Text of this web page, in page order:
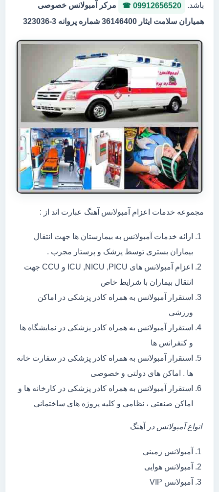
باشد.
09912656520
مرکر آمبولانس خصوصی
همیاران سلامت ایثار 36146400 شماره پروانه 3-323036
مجموعه خدمات اعزام آمبولانس آهنگ عبارت اند از :
ارائه خدمات آمبولانس به بیمارستان ها جهت انتقال
بیماران بستری توسط پزشک و پرستار مجرب .
اعزام آمبولانس های ICU ,NICU ,PICU و CCU جهت
انتقال بیماران با شرایط خاص
استقرار آمبولانس به همراه کادر پزشکی در اماکن
ورزشی
استقرار آمبولانس به همراه کادر پزشکی در نمایشگاه ها
و کنفرانس ها
استقرار آمبولانس به همراه کادر پزشکی در سفارت خانه
ها . اماکن های دولتی و خصوصی
استقرار آمبولانس به همراه کادر پزشکی در کارخانه ها و
اماکن صنعتی ، نظامی و کلیه پروژه های ساختمانی
انواع آمبولانس در آهنگ
آمبولانس زمینی
آمبولانس هوایی
آمبولانس VIP